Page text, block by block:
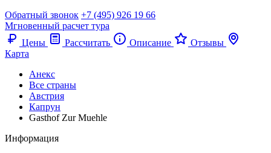
Обратный звонок +7 (495) 926 19 66
Мгновенный расчет тура
Цены
Рассчитать Описание
Отзывы
Карта
Анекс
Все страны
Австрия
Капрун
Gasthof Zur Muehle
Информация